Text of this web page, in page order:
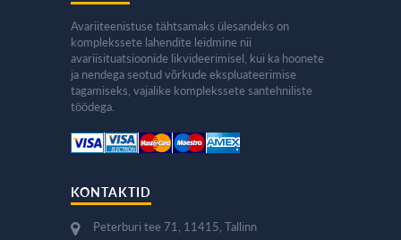
Avariiteenistuse tähtsamaks ülesandeks on
komplekssete lahendite leidmine nii
avariisituatsioonide likvideerimisel, kui ka hoonete
ja nendega seotud võrkude ekspluateerimise
tagamiseks, vajalike komplekssete santehniliste
töödega.
KONTAKTID
Peterburi tee 71, 11415, Tallinn